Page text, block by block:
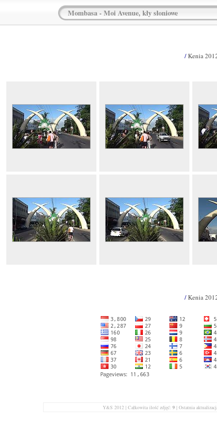
Mombasa - Moi Avenue, kły słoniowe
/Kenia
/Kenia
Y&S 2012 | Całkowita ilość zdjęć: 9 | Ostatnia